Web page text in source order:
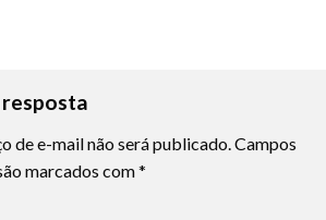
de e-mail não será publicado.Campos
marcados com*